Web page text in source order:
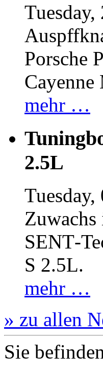
Porsche
mehr …
2.5L
S 2.5L.
mehr …
» zu allen
Sie